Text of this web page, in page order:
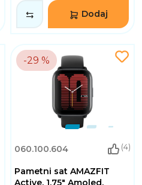
Dodaj
-29 %
060.100.604 (4)
Pametni sat AMAZFIT
Active, 1.75" Amoled,